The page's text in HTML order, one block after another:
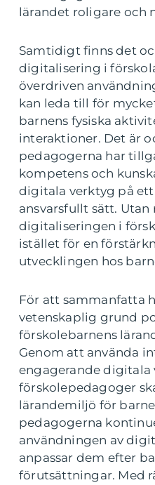
lärandet roligare och
Samtidigt finns det
digitalisering i
överdriven
kan leda till för
barnens fysiska
interaktioner. Det är
pedagogerna har
kompetens och
digitala verktyg på
ansvarsfullt sätt.
digitaliseringen i
istället för en
utvecklingen hos
För att sammanfatta
vetenskaplig grund
förskolebarnens
Genom att använda
engagerande digitala
förskolepedagoger
lärandemiljö för
pedagogerna
användningen av
anpassar dem efter
förutsättningar. Med